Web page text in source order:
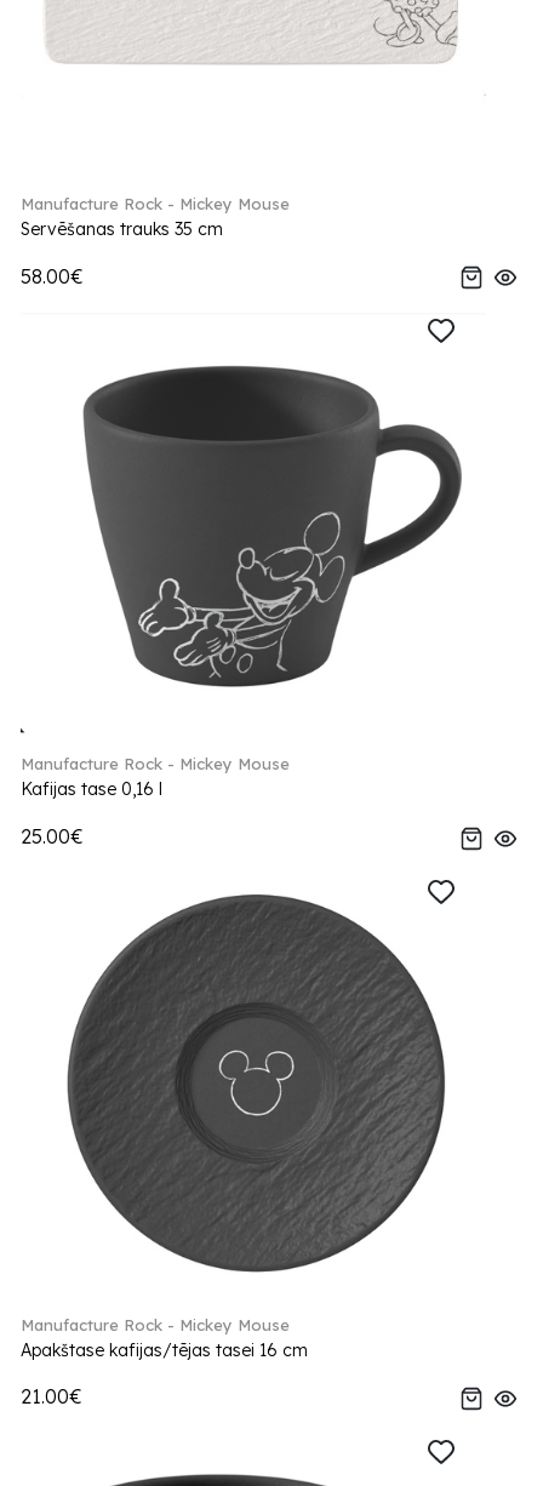
Manufacture Rock - Mickey Mouse
Servēšanas trauks 35 cm
58.00€
Manufacture Rock - Mickey Mouse
Kafijas tase 0,16 l
25.00€
Manufacture Rock - Mickey Mouse
Apakštase kafijas/tējas tasei 16 cm
21.00€